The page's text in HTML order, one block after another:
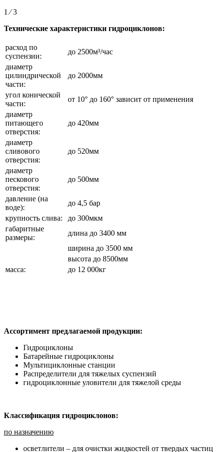
1 ⁄ 3
Технические характеристики гидроциклонов:
расход по
суспензии:
до 2500м³/час
диаметр
цилиндрической
части:
до 2000мм
угол конической
части:
от 10° до 160° зависит от применения
диаметр
питающего
отверстия:
до 420мм
диаметр
сливового
отверстия:
до 520мм
диаметр
пескового
отверстия:
до 500мм
давление (на
воде):
до 4,5 бар
крупность слива:
до 300мкм
габаритные
размеры:
длина до 3400 мм
ширина до 3500 мм
высота до 8500мм
масса:
до 12 000кг
Ассортимент предлагаемой продукции:
Гидроциклоны
Батарейные гидроциклоны
Мультициклонные станции
Распределители для тяжелых суспензий
гидроциклонные уловители для тяжелой среды
Классификация гидроциклонов:
по назначению
осветлители – для очистки жидкостей от твердых частиц